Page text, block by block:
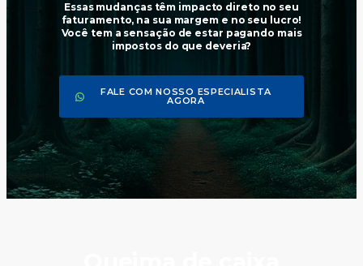
Essas mudanças têm impacto direto no seu
faturamento, na sua margem e no seu lucro!
Você tem a sensação de estar pagando mais
impostos do que deveria?
FALE COM NOSSO ESPECIALISTA
AGORA